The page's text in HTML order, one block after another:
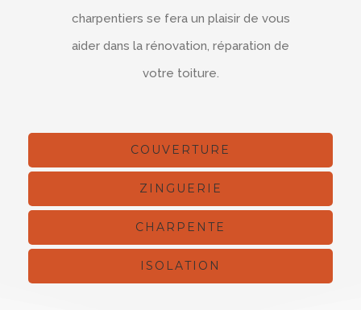
charpentiers se fera un plaisir de vous
aider dans la rénovation, réparation de
votre toiture.
COUVERTURE
ZINGUERIE
CHARPENTE
ISOLATION